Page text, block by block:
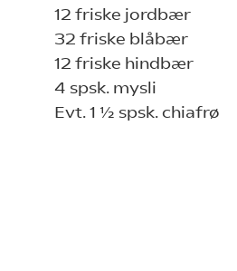
12 friske jordbær
32 friske blåbær
12 friske hindbær
4 spsk. mysli
Evt. 1 ½ spsk. chiafrø